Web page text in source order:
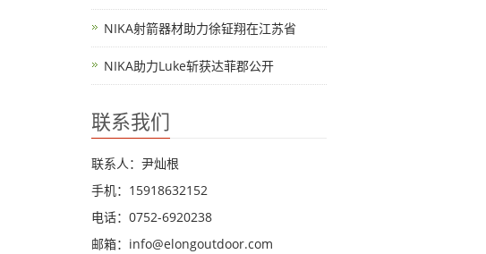
NIKA射箭器材助力徐钲翔在江苏省
NIKA助力Luke斩获达菲郡公开
联系我们
联系人：尹灿根
手机：15918632152
电话：0752-6920238
邮箱： info@elongoutdoor.com